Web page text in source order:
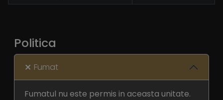
Politica
Fumat
Fumatul nu este permis in aceasta unitate.